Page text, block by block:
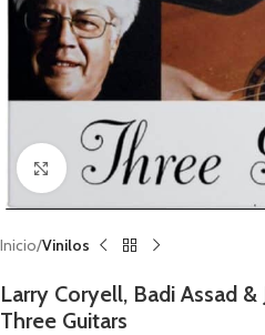
Clic para ampliar
Inicio Vinilos
Larry Coryell, Badi Assad
Three Guitars